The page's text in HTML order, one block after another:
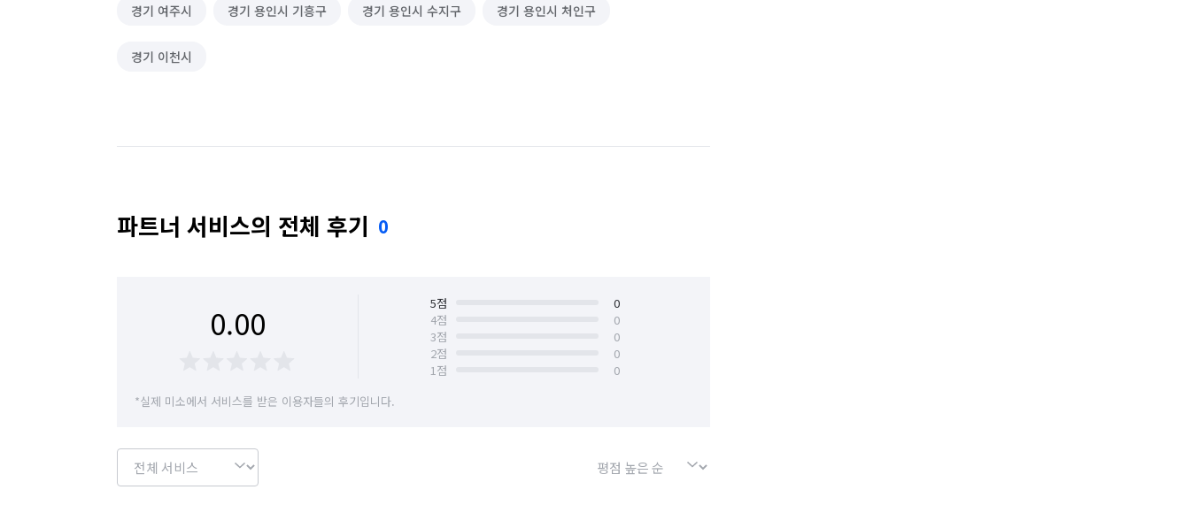
경기 여주시 경기 용인시 기흥구 경기 용인시 수지구 경기 용인시 처인구
경기 이천시
파트너 서비스의 전체 후기 0
0.00 5점
0
4점
0
3점
0
2점
0
1점
0
*실제 미소에서 서비스를 받은 이용자들의 후기입니다.